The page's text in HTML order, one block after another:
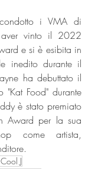
i VMA di
vinto il 2022
e si è esibita in
inedito durante il
ha debuttato il
"Kat Food" durante
è stato premiato
Award per la sua
come artista,
Cool J